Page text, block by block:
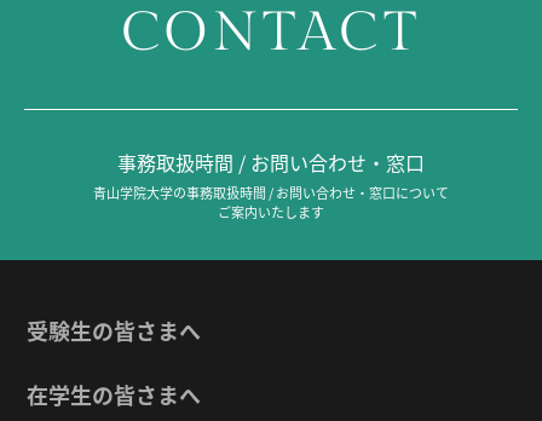
CONTACT
事務取扱時間 / お問い合わせ・窓口
青山学院大学の事務取扱時間 / お問い合わせ・窓口について
ご案内いたします
受験生の皆さまへ
在学生の皆さまへ